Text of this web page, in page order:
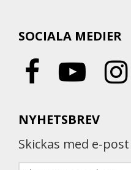
SOCIALA MEDIER
NYHETSBREV
Skickas med e-